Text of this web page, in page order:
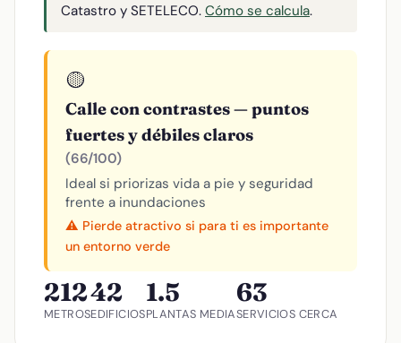
Catastro y SETELECO. Cómo se calcula.
🟡
Calle con contrastes — puntos
fuertes y débiles claros
(66/100)
Ideal si priorizas vida a pie y seguridad
frente a inundaciones
⚠️ Pierde atractivo si para ti es importante
un entorno verde
212
METROS
42
EDIFICIOS
1.5
PLANTAS MEDIA
63
SERVICIOS CERCA